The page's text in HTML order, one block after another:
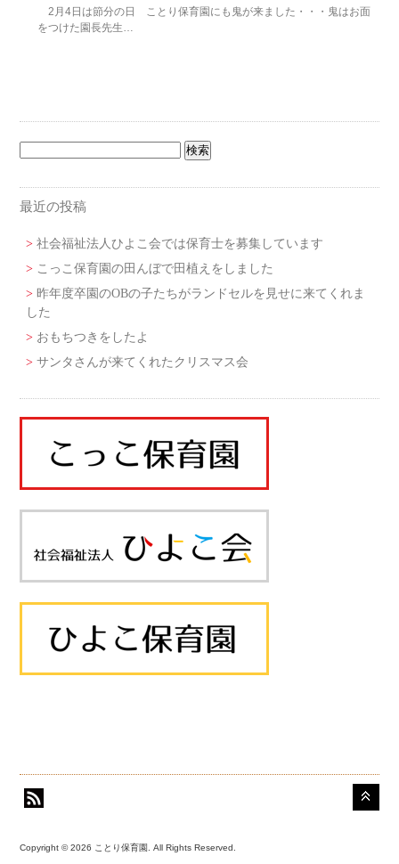
2月4日は節分の日 ことり保育園にも鬼が来ました・・・鬼はお面
をつけた園長先生…
最近の投稿
社会福祉法人ひよこ会では保育士を募集しています
こっこ保育園の田んぼで田植えをしました
昨年度卒園のOBの子たちがランドセルを見せに来てくれま
した
おもちつきをしたよ
サンタさんが来てくれたクリスマス会
Copyright © 2026 ことり保育園. All Rights Reserved.